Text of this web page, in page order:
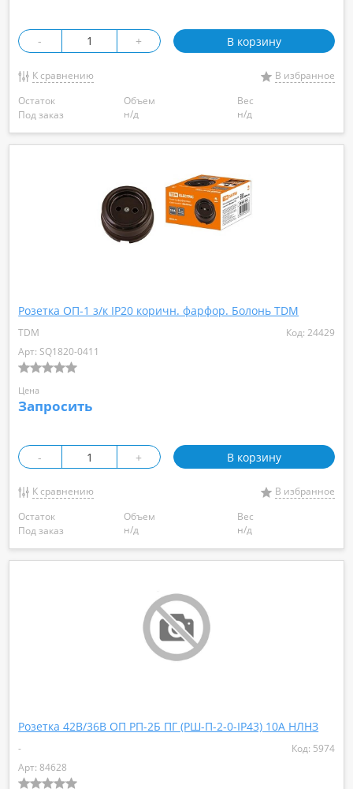
- + В корзину
К сравнению
В избранное
Остаток
Под заказ
Объем
н/д
Вес
н/д
Розетка ОП-1 з/к IP20 коричн. фарфор. Болонь TDM
TDM
Код: 24429
Арт: SQ1820-0411
Цена
Запросить
- + В корзину
К сравнению
В избранное
Остаток
Под заказ
Объем
н/д
Вес
н/д
Розетка 42В/36В ОП РП-2Б ПГ (РШ-П-2-0-IP43) 10А НЛНЗ
-
Код: 5974
Арт: 84628